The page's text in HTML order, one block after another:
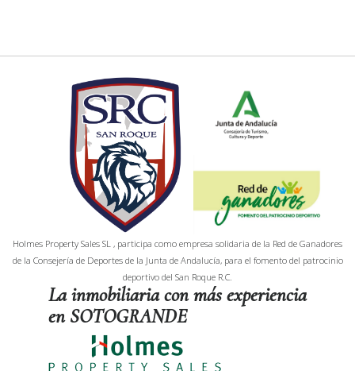
La inmobiliaria con más experiencia
en SOTOGRANDE
Holmes Property Sales SL , participa como empresa solidaria de la Red de Ganadores
de la Consejería de Deportes de la Junta de Andalucía, para el fomento del patrocinio
deportivo del San Roque R.C.